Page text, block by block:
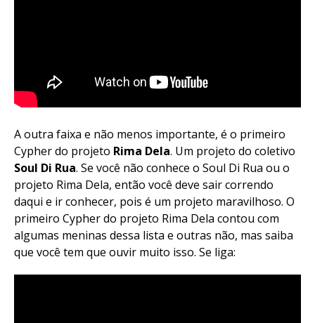
A outra faixa e não menos importante, é o primeiro
Cypher do projeto Rima Dela. Um projeto do coletivo
Soul Di Rua. Se você não conhece o Soul Di Rua ou o
projeto Rima Dela, então você deve sair correndo
daqui e ir conhecer, pois é um projeto maravilhoso. O
primeiro Cypher do projeto Rima Dela contou com
algumas meninas dessa lista e outras não, mas saiba
que você tem que ouvir muito isso. Se liga: